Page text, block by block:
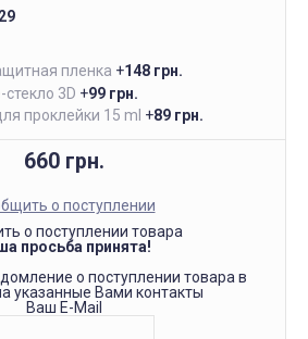
пленка +148 грн.
3D +99 грн.
проклейки 15 ml +89 грн.
660 грн.
о поступлении
о поступлении товара
просьба принята!
о поступлении товара в
указанные Вами контакты
Ваш E-Mail